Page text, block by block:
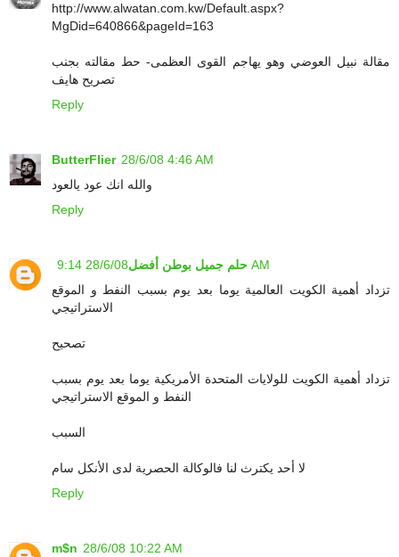
http://www.alwatan.com.kw/Default.aspx?
MgDid=640866&pageId=163
مقالة نبيل العوضي وهو يهاجم القوى العظمى- حط مقالته بجنب
تصريح هايف
Reply
ButterFlier 28/6/08 4:46 AM
والله انك عود يالعود
Reply
حلم جميل بوطن أفضل 28/6/08 9:14 AM
تزداد أهمية الكويت العالمية يوما بعد يوم بسبب النفط و الموقع
الاستراتيجي
تصحيح
تزداد أهمية الكويت للولايات المتحدة الأمريكية يوما بعد يوم بسبب
النفط و الموقع الاستراتيجي
السبب
لا أحد يكترث لنا فالوكالة الحصرية لدى الأنكل سام
Reply
m$n 28/6/08 10:22 AM